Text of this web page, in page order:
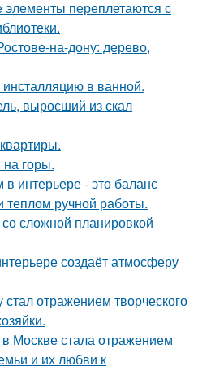
элементы переплетаются с
на-дону: дерево,
в ванной.
выросший из скал
горы.
интерьере - это баланс
ручной работы.
сложной планировкой
создаёт атмосферу
отражением творческого
Москве стала отражением
и их любви к